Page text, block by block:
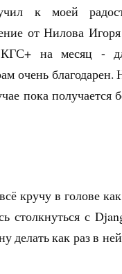
к моей
от Нилова
КГС+ на месяц -
очень благодарен.
пока получается
кручу в голове
столкнуться с
делать как раз в